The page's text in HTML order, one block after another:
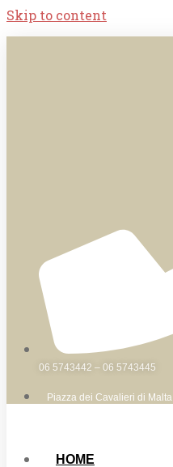
Skip to content
06 5743442 – 06 5743445
Piazza dei Cavalieri di
HOME